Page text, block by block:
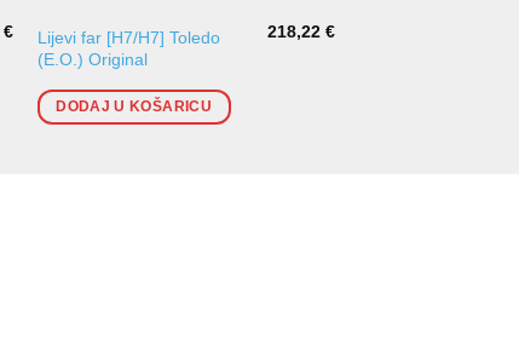
€
Lijevi far [H7/H7] Toledo
(E.O.) Original
218,22€
DODAJ U KOŠARICU